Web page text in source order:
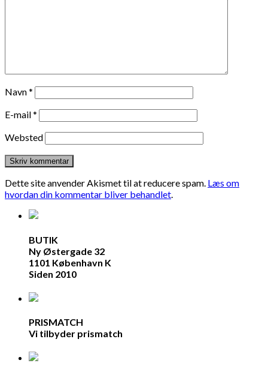
Navn*
E-mail*
Websted
Dette site anvender Akismet til at reducere spam. Læs om
hvordan din kommentar bliver behandlet.
BUTIK
Ny Østergade 32
1101 København K
Siden 2010
PRISMATCH
Vi tilbyder prismatch